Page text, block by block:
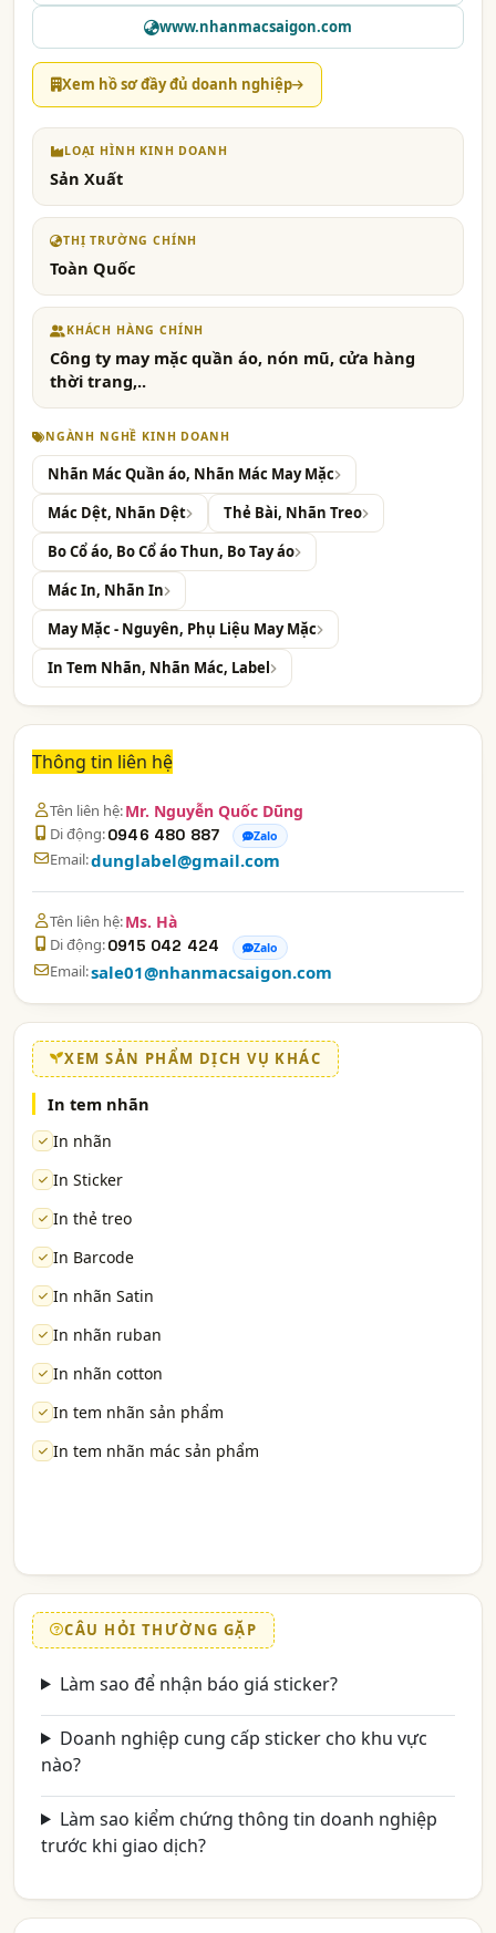
www.nhanmacsaigon.com
Xem hồ sơ đầy đủ doanh nghiệp
LOẠI HÌNH KINH DOANH
Sản Xuất
THỊ TRƯỜNG CHÍNH
Toàn Quốc
KHÁCH HÀNG CHÍNH
Công ty may mặc quần áo, nón mũ, cửa hàng
thời trang,..
NGÀNH NGHỀ KINH DOANH
Nhãn Mác Quần áo, Nhãn Mác May Mặc
Mác Dệt, Nhãn Dệt
Thẻ Bài, Nhãn Treo
Bo Cổ áo, Bo Cổ áo Thun, Bo Tay áo
Mác In, Nhãn In
May Mặc - Nguyên, Phụ Liệu May Mặc
In Tem Nhãn, Nhãn Mác, Label
Thông tin liên hệ
Tên liên hệ:Mr. Nguyễn Quốc Dũng
Di động:0946 480 887 Zalo
Email:dunglabel@gmail.com
Tên liên hệ:Ms. Hà
Di động:0915 042 424 Zalo
Email:sale01@nhanmacsaigon.com
XEM SẢN PHẨM DỊCH VỤ KHÁC
In tem nhãn
In nhãn
In Sticker
In thẻ treo
In Barcode
In nhãn Satin
In nhãn ruban
In nhãn cotton
In tem nhãn sản phẩm
In tem nhãn mác sản phẩm
CÂU HỎI THƯỜNG GẶP
Làm sao để nhận báo giá sticker?
Doanh nghiệp cung cấp sticker cho khu vực
nào?
Làm sao kiểm chứng thông tin doanh nghiệp
trước khi giao dịch?